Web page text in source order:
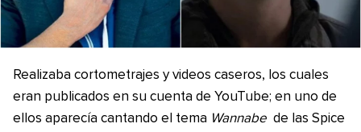
Realizaba cortometrajes y videos caseros, los cuales
eran publicados en su cuenta de YouTube; en uno de
ellos aparecía cantando el tema Wannabe de las Spice